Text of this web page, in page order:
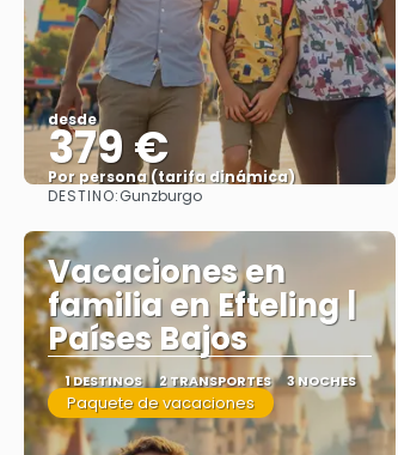
desde
379 €
Por persona (tarifa dinámica)
Ver más
DESTINO:Gunzburgo
Vacaciones en
familia en Efteling |
Países Bajos
1 DESTINOS 2 TRANSPORTES 3 NOCHES
Paquete de vacaciones